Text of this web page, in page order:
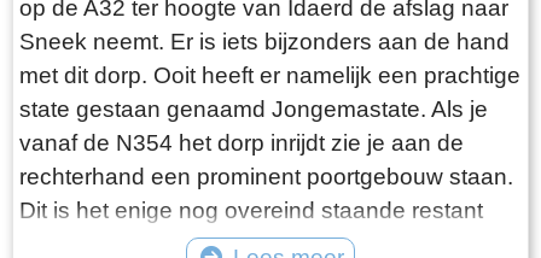
De gebroeders De Vries houden het dus nog vol
en vangen regelmatig bot bij Laaksum. Ik hoor
dat de ze inmiddels aardig op leeftijd zijn, in
ieder geval over de zestig. Ik hoop dat ze het
nog even kunnen volhouden tot aan hun
pensioenleeftijd. Want zodra zij ermee stoppen
vangt iedereen bot bij Laaksum.
op de A32 ter hoogte van Idaerd de afslag naar
Sneek neemt. Er is iets bijzonders aan de hand
met dit dorp. Ooit heeft er namelijk een prachtige
state gestaan genaamd Jongemastate. Als je
vanaf de N354 het dorp inrijdt zie je aan de
rechterhand een prominent poortgebouw staan.
Dit is het enige nog overeind staande restant
van Jongemastate. Het poortgebouw geeft